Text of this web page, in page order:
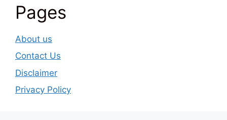
Pages
About us
Contact Us
Disclaimer
Privacy Policy